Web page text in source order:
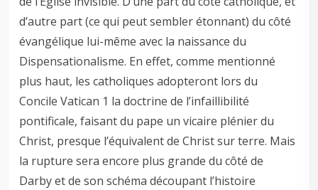
d’autre part (ce qui peut sembler étonnant) du côté
évangélique lui-même avec la naissance du
Dispensationalisme. En effet, comme mentionné
plus haut, les catholiques adopteront lors du
Concile Vatican 1 la doctrine de l’infaillibilité
pontificale, faisant du pape un vicaire plénier du
Christ, presque l’équivalent de Christ sur terre. Mais
la rupture sera encore plus grande du côté de
Darby et de son schéma découpant l’histoire